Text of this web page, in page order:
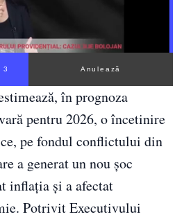
2 Anulează
în prognoza
pentru 2026, o încetinire
pe fondul conflictului din
a generat un nou şoc
inflaţia şi a afectat
Potrivit Executivului